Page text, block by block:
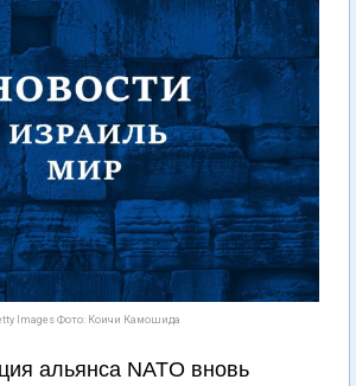
Images Фото: Коичи Камошида
альянса NATO вновь